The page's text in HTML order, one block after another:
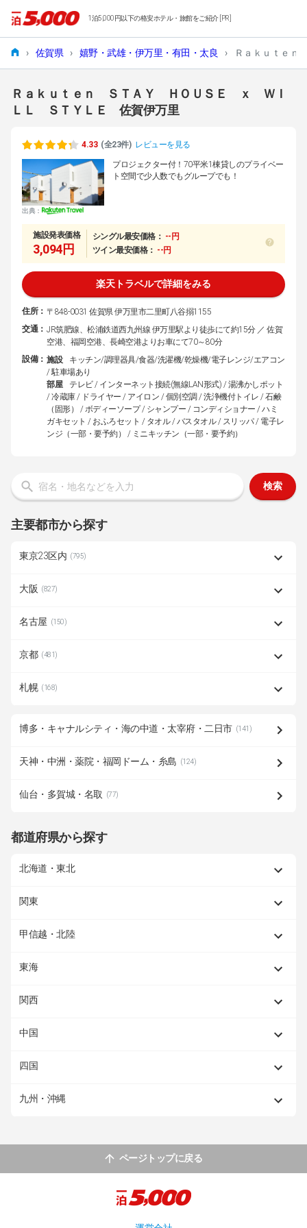
1泊5,000円以下の格安ホテル・旅館をご紹介 [PR]
› 佐賀県 › 嬉野・武雄・伊万里・有田・太良 › Ｒａｋｕｔｅ
Ｒａｋｕｔｅｎ ＳＴＡＹ ＨＯＵＳＥ ｘ ＷＩ
ＬＬ ＳＴＹＬＥ 佐賀伊万里
4.33 (全23件) レビューを見る
出典：
プロジェクター付！70平米1棟貸しのプライベー
ト空間で少人数でもグループでも！
施設発表価格
3,094円
シングル最安価格： --円
ツイン最安価格： --円
楽天トラベルで詳細をみる
住所： 〒848-0031 佐賀県 伊万里市二里町八谷搦1155
交通： JR筑肥線、松浦鉄道西九州線 伊万里駅より徒歩にて約15分 ／ 佐賀
空港、福岡空港、長崎空港よりお車にて70～80分
設備： 施設
キッチン/調理器具/食器/洗濯機/乾燥機/電子レンジ/エアコン
/ 駐車場あり
部屋
テレビ / インターネット接続(無線LAN形式) / 湯沸かしポット
/ 冷蔵庫 / ドライヤー / アイロン / 個別空調 / 洗浄機付トイレ / 石鹸
（固形） / ボディーソープ / シャンプー / コンディショナー / ハミ
ガキセット / おふろセット / タオル / バスタオル / スリッパ / 電子レ
ンジ（一部・要予約） / ミニキッチン（一部・要予約）
検索
主要都市から探す
東京23区内 (795)
大阪 (827)
名古屋 (150)
京都 (481)
札幌 (168)
博多・キャナルシティ・海の中道・太宰府・二日市 (141)
天神・中洲・薬院・福岡ドーム・糸島 (124)
仙台・多賀城・名取 (77)
都道府県から探す
北海道・東北
関東
甲信越・北陸
東海
関西
中国
四国
九州・沖縄
ページトップに戻る